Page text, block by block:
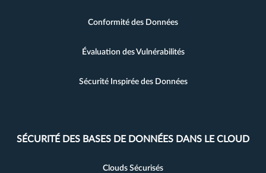
Conformité des Données
Évaluation des Vulnérabilités
Sécurité Inspirée des Données
SÉCURITÉ DES BASES DE DONNÉES DANS LE CLOUD
Clouds Sécurisés